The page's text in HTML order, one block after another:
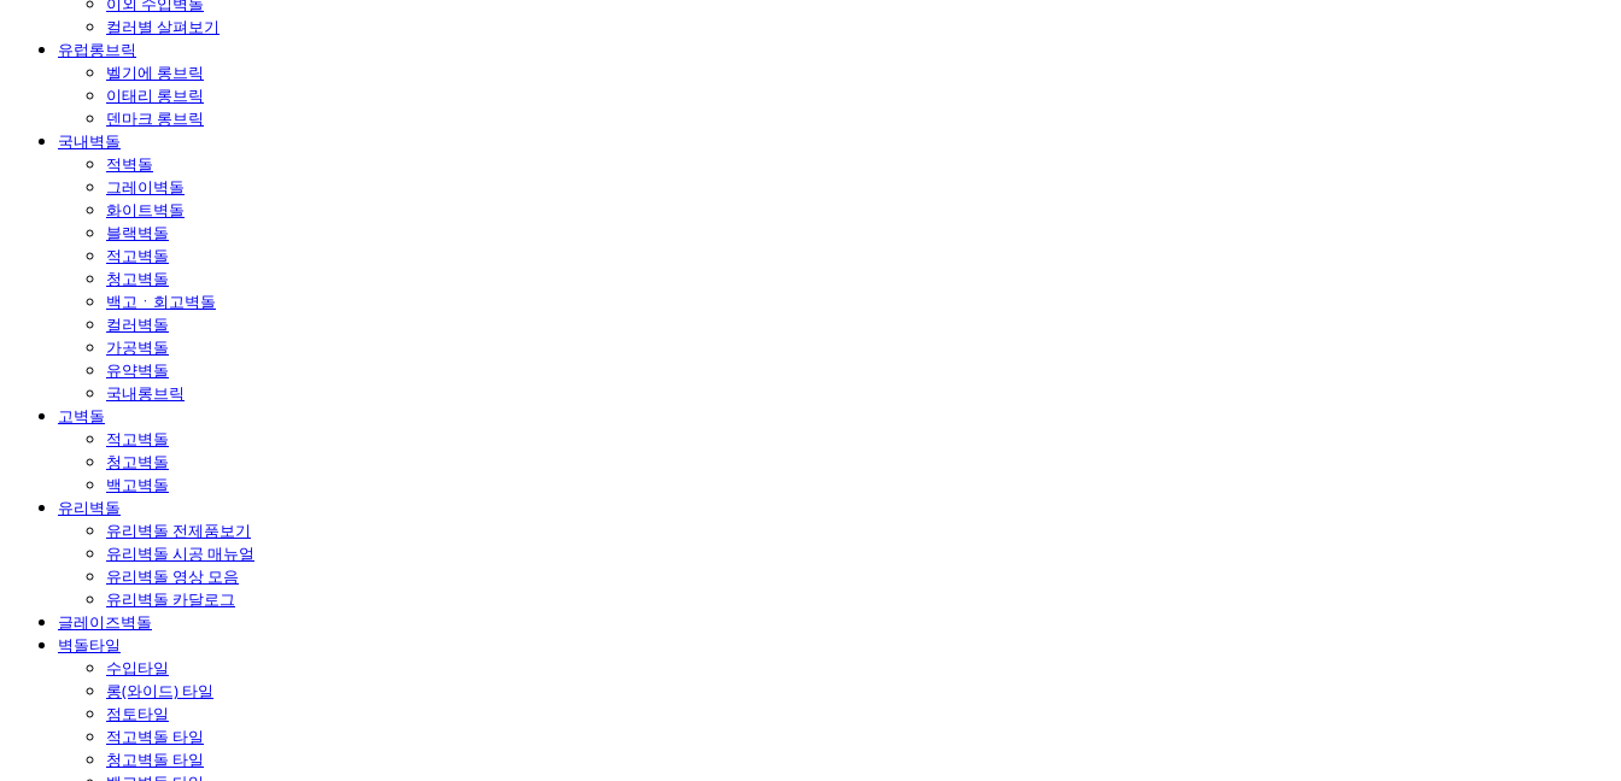
컬러별 살펴보기
유럽롱브릭
벨기에 롱브릭
이태리 롱브릭
덴마크 롱브릭
국내벽돌
적벽돌
그레이벽돌
화이트벽돌
블랙벽돌
적고벽돌
청고벽돌
백고ㆍ회고벽돌
컬러벽돌
가공벽돌
유약벽돌
국내롱브릭
고벽돌
적고벽돌
청고벽돌
백고벽돌
유리벽돌
유리벽돌 전제품보기
유리벽돌 시공 매뉴얼
유리벽돌 영상 모음
유리벽돌 카달로그
글레이즈벽돌
벽돌타일
수입타일
롱(와이드) 타일
점토타일
적고벽돌 타일
청고벽돌 타일